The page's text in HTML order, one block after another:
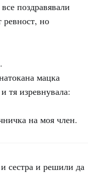
поздравявали
но
мацка
тя изревнувала:
на моя член.
сестра и решили да